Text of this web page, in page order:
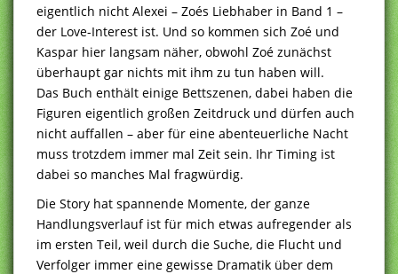
eigentlich nicht Alexei – Zoés Liebhaber in Band 1 –
der Love-Interest ist. Und so kommen sich Zoé und
Kaspar hier langsam näher, obwohl Zoé zunächst
überhaupt gar nichts mit ihm zu tun haben will.
Das Buch enthält einige Bettszenen, dabei haben die
Figuren eigentlich großen Zeitdruck und dürfen auch
nicht auffallen – aber für eine abenteuerliche Nacht
muss trotzdem immer mal Zeit sein. Ihr Timing ist
dabei so manches Mal fragwürdig.
Die Story hat spannende Momente, der ganze
Handlungsverlauf ist für mich etwas aufregender als
im ersten Teil, weil durch die Suche, die Flucht und
Verfolger immer eine gewisse Dramatik über dem